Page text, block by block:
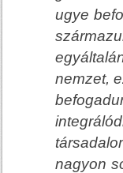
ugye
nemzet,
nagyon